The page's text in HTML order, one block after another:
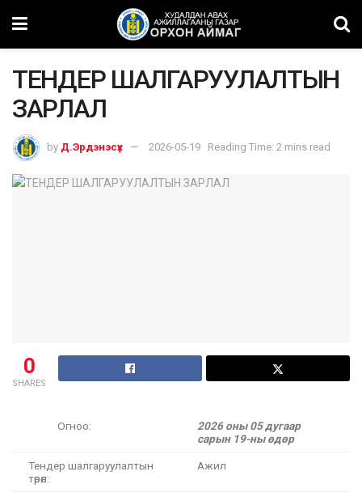
ТЕНДЕР ШАЛГАРУУЛАЛТЫН
ЗАРЛАЛ
by Д.Эрдэнэсүх 2026-05-19 Reading Time: 2 mins read
0
SHARES
Огноо: 2026 оны 05дугаар
сарын 19-ны өдөр
Тендер шалгаруулалтын
төрөл:
Ажил